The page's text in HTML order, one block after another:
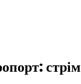
стрім